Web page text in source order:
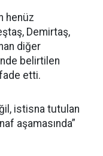
henüz
Demirtaş,
diğer
belirtilen
etti.
istisna tutulan
aşamasında”